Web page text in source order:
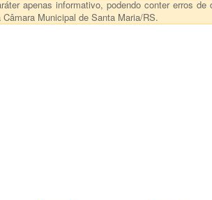
apenas informativo, podendo conter erros de
Municipal de Santa Maria/RS.